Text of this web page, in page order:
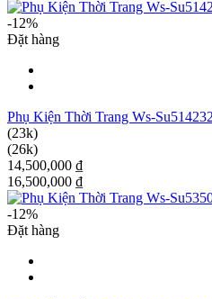
-12%
Đặt hàng
Phụ Kiện Thời Trang Ws-
(23k)
(26k)
14,500,000 ₫
16,500,000 ₫
-12%
Đặt hàng